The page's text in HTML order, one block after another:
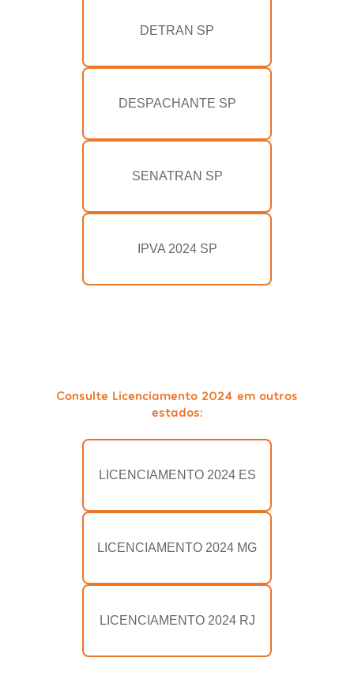
DETRAN SP
DESPACHANTE SP
SENATRAN SP
IPVA 2024 SP
Consulte Licenciamento 2024 em outros
estados:
LICENCIAMENTO 2024 ES
LICENCIAMENTO 2024 MG
LICENCIAMENTO 2024 RJ